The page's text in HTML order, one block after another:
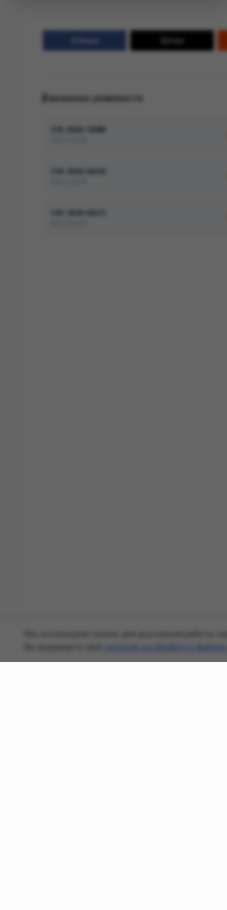
Post
Связанные уязвимости
CVE-2026-18485
CVE-2026-66325
CVE-2026-66321
Мы используем cookies для улучшения работы
согласие на обработку